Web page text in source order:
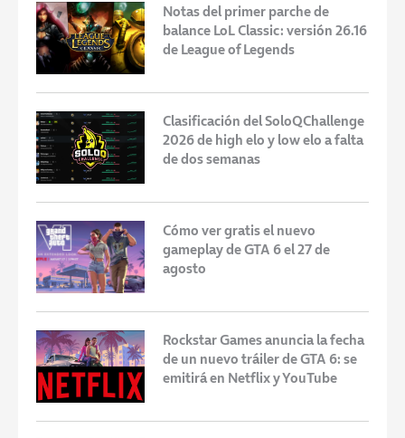
Notas del primer parche de
balance LoL Classic: versión 26.16
de League of Legends
Clasificación del SoloQChallenge
2026 de high elo y low elo a falta
de dos semanas
Cómo ver gratis el nuevo
gameplay de GTA 6 el 27 de
agosto
Rockstar Games anuncia la fecha
de un nuevo tráiler de GTA 6: se
emitirá en Netflix y YouTube